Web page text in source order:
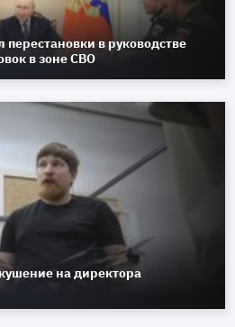
в руководстве
в зоне СВО
на директора